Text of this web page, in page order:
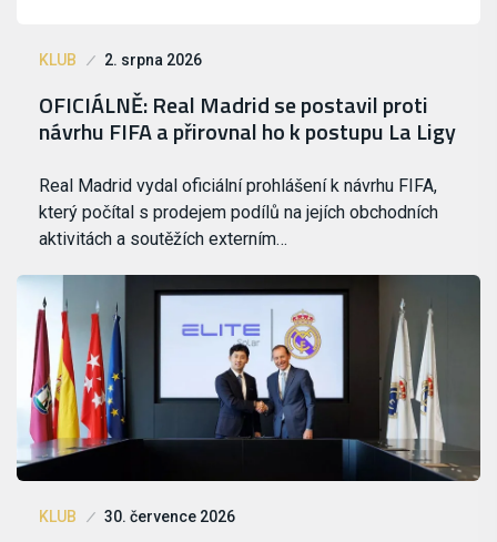
KLUB 2. srpna 2026
OFICIÁLNĚ: Real Madrid se postavil proti
návrhu FIFA a přirovnal ho k postupu La Ligy
Real Madrid vydal oficiální prohlášení k návrhu FIFA,
který počítal s prodejem podílů na jejích obchodních
aktivitách a soutěžích externím…
KLUB 30. července 2026